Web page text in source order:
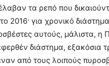
τα ρεπό που
2016· για χρονικό
αυτούς, μάλιστα, η
διάστημα, εξακόσια
από τους λοιπούς